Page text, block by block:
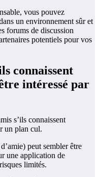
vous pouvez
un environnement sûr et
forums de discussion
potentiels pour vos
connaissent
intéressé par
s’ils connaissent
un plan cul.
peut sembler être
une application de
limités.